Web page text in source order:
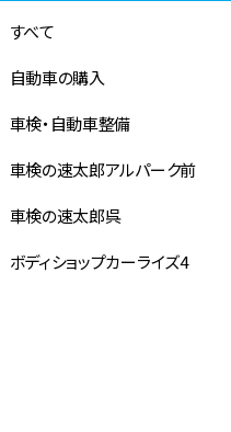
すべて
自動車の購入
車検・自動車整備
車検の速太郎アルパーク前
車検の速太郎呉
ボディショップカーライズ4